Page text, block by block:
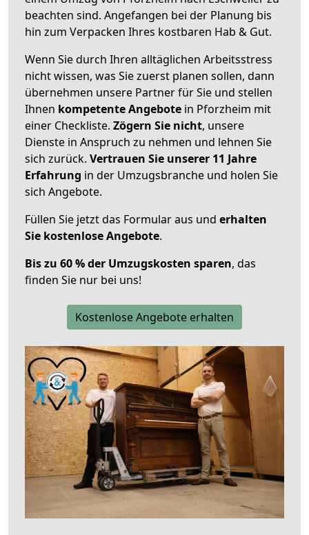
beachten sind. Angefangen bei der Planung bis
hin zum Verpacken Ihres kostbaren Hab & Gut.
Wenn Sie durch Ihren alltäglichen Arbeitsstress
nicht wissen, was Sie zuerst planen sollen, dann
übernehmen unsere Partner für Sie und stellen
Ihnen kompetente Angebote in Pforzheim mit
einer Checkliste. Zögern Sie nicht, unsere
Dienste in Anspruch zu nehmen und lehnen Sie
sich zurück. Vertrauen Sie unserer 11 Jahre
Erfahrung in der Umzugsbranche und holen Sie
sich Angebote.
Füllen Sie jetzt das Formular aus und erhalten
Sie kostenlose Angebote.
Bis zu 60 % der Umzugskosten sparen, das
finden Sie nur bei uns!
Kostenlose Angebote erhalten